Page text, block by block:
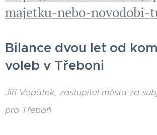
majetku-nebo-novodobi-
Bilance dvou let od
voleb v Třeboni
Jiří Vopátek, zastupitel města za
pro Třeboň